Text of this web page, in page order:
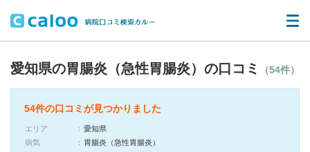
愛知県の胃腸炎（急性胃腸炎）の口コミ （54件）
54件の口コミが見つかりました
エリア
愛知県
病気
胃腸炎（急性胃腸炎）